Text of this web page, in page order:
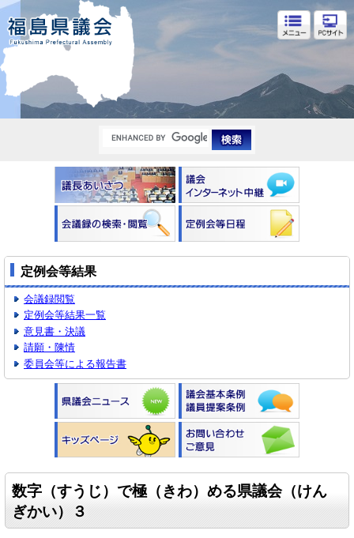
福島県議会
定例会等結果
会議録閲覧
定例会等結果一覧
意見書・決議
請願・陳情
委員会等による報告書
数字（すうじ）で極（きわ）める県議会（けん
ぎかい）３